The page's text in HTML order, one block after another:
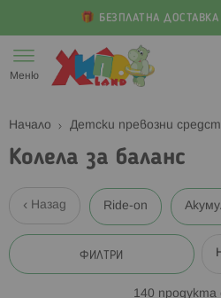
БЕЗПЛАТНА
към
съдържанието
Меню
Начало Детски превозни
Колела за баланс
Назад Ride-on
ФИЛТРИ
140 продукта